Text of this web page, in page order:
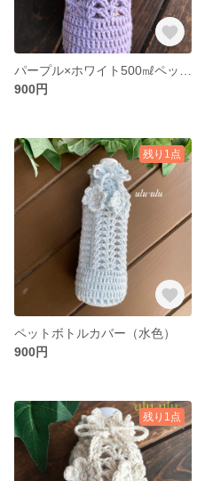
900円
残り1点
ペットボトルカバー（水色）
900円
残り1点